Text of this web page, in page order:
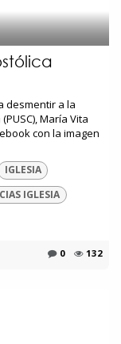
desmentir a la
María Vita
con la imagen
IGLESIA
IGLESIA
0 132